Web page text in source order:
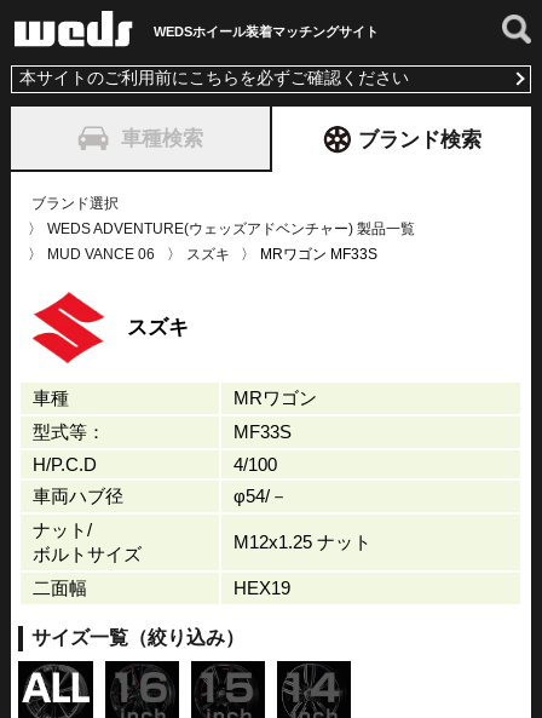
WEDSホイール装着マッチングサイト
本サイトのご利用前にこちらを必ずご確認ください
車種検索 ブランド検索
ブランド選択
WEDS ADVENTURE(ウェッズアドベンチャー) 製品一覧
MUD VANCE 06
スズキ MRワゴン MF33S
スズキ
車種
MRワゴン
型式等：
MF33S
H/P.C.D
4/100
車両ハブ径
φ54/－
ナット/
ボルトサイズ
M12x1.25 ナット
二面幅 HEX19
サイズ一覧（絞り込み）